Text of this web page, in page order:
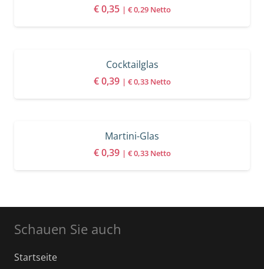
€0,35 | €0,29Netto
Cocktailglas
€0,39 | €0,33Netto
Martini-Glas
€0,39 | €0,33Netto
Schauen Sie auch
Startseite